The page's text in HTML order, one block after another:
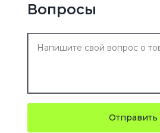
Вопросы
Отправить